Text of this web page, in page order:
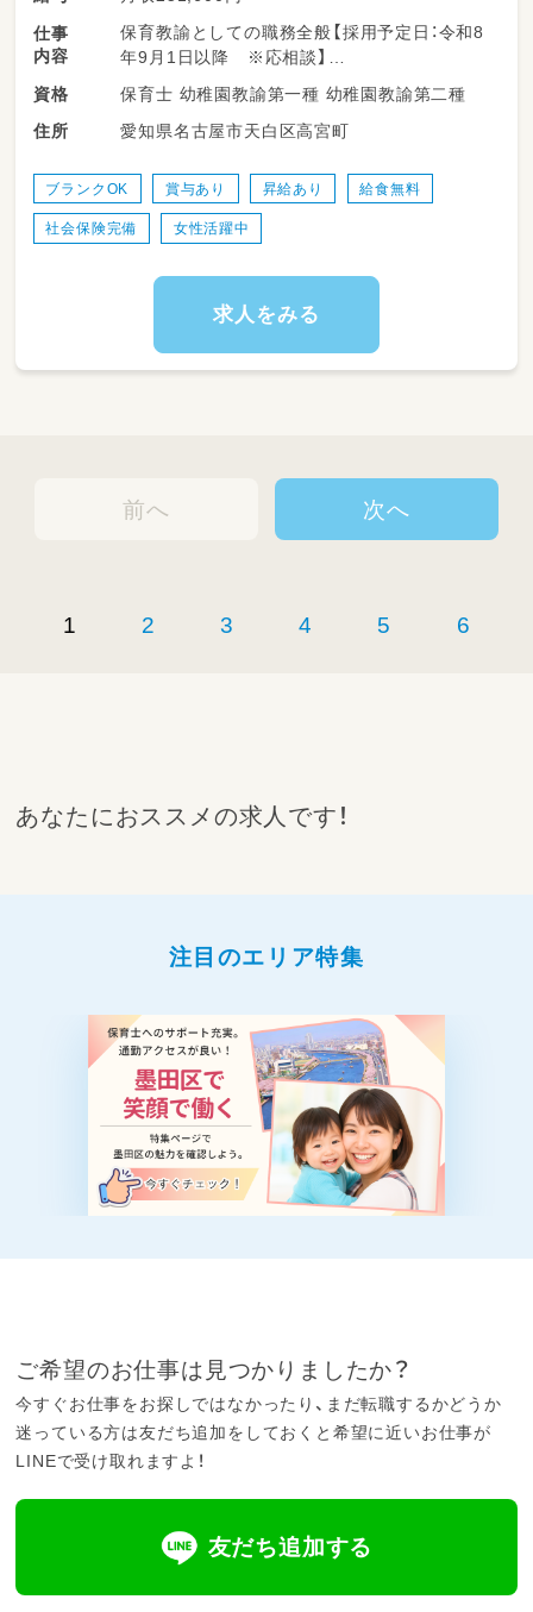
仕事
内容
保育教諭としての職務全般【採用予定日：令和8
年9月1日以降 ※応相談】
勤務年数が長い先生が多いですが、新しく入ら
れた先生も温かく迎え入れており、
「先生が楽しくなければ園児も楽しくない」とい
う方針のもと、先生たちも楽しくはたらいてい
ます。
の保育が行われています。
分からないことやお悩みがありましたらお気軽
資格
保育士 幼稚園教諭第一種 幼稚園教諭第二種
住所
愛知県名古屋市天白区高宮町
ブランクOK 賞与あり 昇給あり 給食無料
社会保険完備 女性活躍中
求人をみる
前へ
1 2 3 4 5 6
次へ
あなたにおススメの求人です！
注目のエリア特集
ご希望のお仕事は見つかりましたか？
今すぐお仕事をお探しではなかったり、まだ転職するかどうか
迷っている方は友だち追加をしておくと希望に近いお仕事が
LINEで受け取れますよ！
友だち追加する